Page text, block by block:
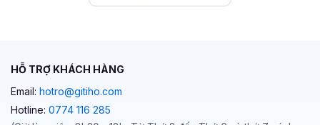
HỖ TRỢ KHÁCH HÀNG
Email: hotro@gitiho.com
Hotline: 0774 116 285